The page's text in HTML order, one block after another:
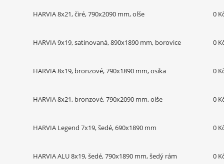
HARVIA 8x21, čiré, 790x2090 mm, olše 0
HARVIA 9x19, satinovaná, 890x1890 mm, borovice 0
HARVIA 8x19, bronzové, 790x1890 mm, osika 0
HARVIA 8x21, bronzové, 790x2090 mm, olše 0
HARVIA Legend 7x19, šedé, 690x1890 mm 0
HARVIA ALU 8x19, šedé, 790x1890 mm, šedý rám 0